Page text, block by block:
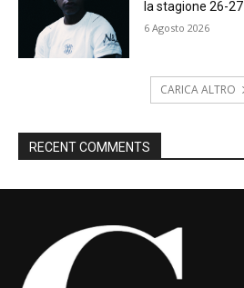
la stagione 26-27
6 Agosto 2026
CARICA ALTRO
RECENT COMMENTS